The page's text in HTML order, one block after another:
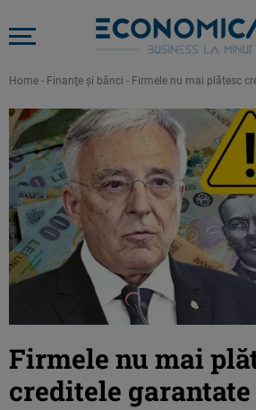
Home - Finanţe şi bănci - Firmele nu mai plătesc
Firmele nu mai
creditele garantate